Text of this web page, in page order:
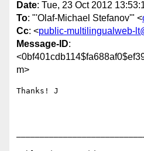
Date: Tue, 23 Oct 2012
To: "'Olaf-Michael Stefanov'" <
Cc: <public-multilingualweb-
Message-ID:
m>
Thanks! J